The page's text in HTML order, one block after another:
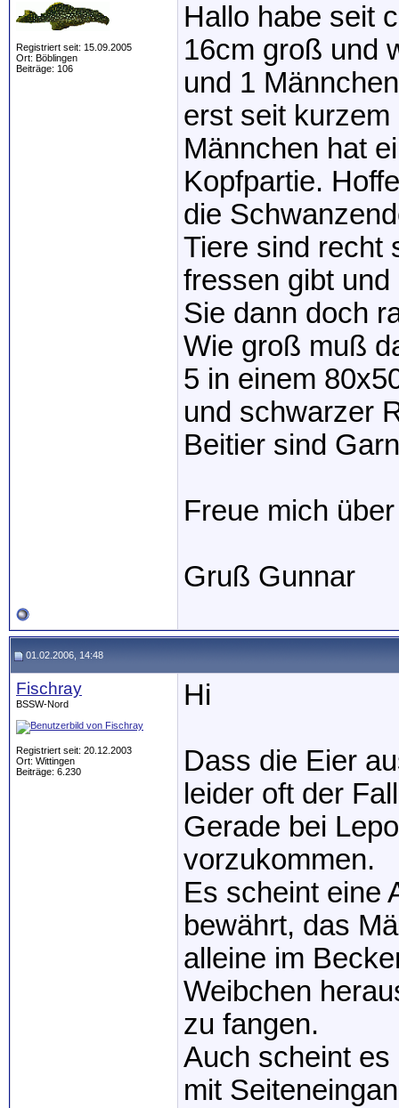
Registriert seit: 15.09.2005
Ort: Böblingen
Beiträge: 106
Hallo habe seit
16cm groß und
und 1
erst seit
Männchen hat
Kopfpartie.
die
Tiere sind recht
fressen gibt
Sie dann doch
Wie groß muß
5 in einem
und schwarzer
Beitier sind
Freue mich
Gruß Gunnar
01.02.2006, 14:48
Fischray
BSSW-Nord
Registriert seit: 20.12.2003
Ort: Wittingen
Beiträge: 6.230
Hi
Dass die Eier
leider oft der
Gerade bei
vorzukommen.
Es scheint eine
bewährt, das
alleine im
Weibchen
zu fangen.
Auch scheint es
mit